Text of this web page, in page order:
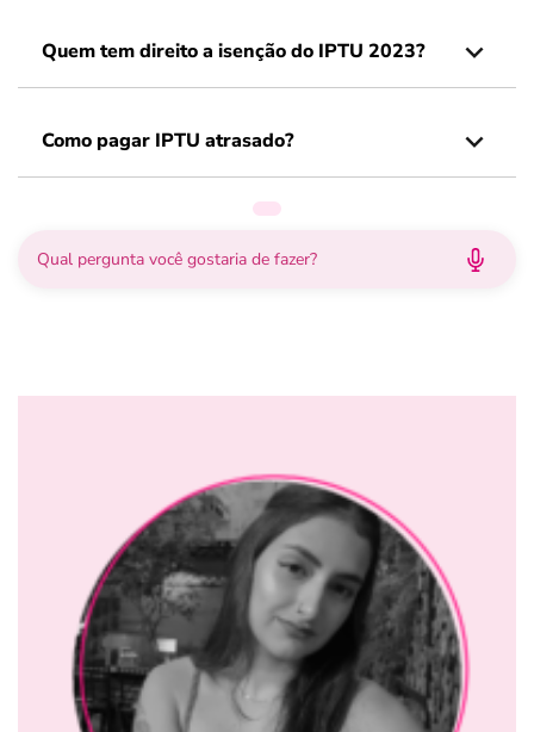
Quem tem direito a isenção do IPTU 2023?
Como pagar IPTU atrasado?